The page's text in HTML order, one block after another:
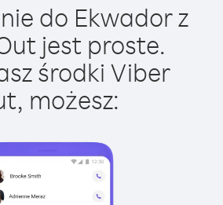
do Ekwador z
jest proste.
środki Viber
możesz: